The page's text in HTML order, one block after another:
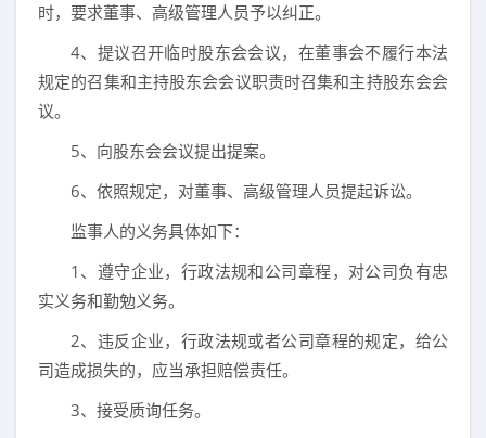
时，要求董事、高级管理人员予以纠正。
4、提议召开临时股东会会议，在董事会不履行本法
规定的召集和主持股东会会议职责时召集和主持股东会会
议。
5、向股东会会议提出提案。
6、依照规定，对董事、高级管理人员提起诉讼。
监事人的义务具体如下：
1、遵守企业，行政法规和公司章程，对公司负有忠
实义务和勤勉义务。
2、违反企业，行政法规或者公司章程的规定，给公
司造成损失的，应当承担赔偿责任。
3、接受质询任务。